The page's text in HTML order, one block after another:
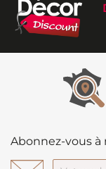
Abonnez-vous